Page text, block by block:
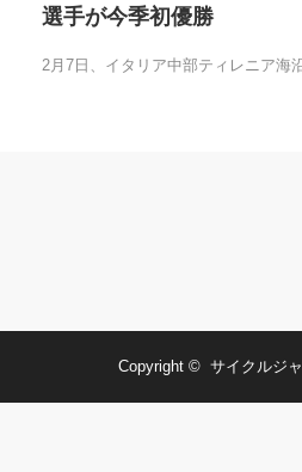
選手が今季初優勝
2月7日、イタリア中部ティレニア
Copyright © サイクルジ